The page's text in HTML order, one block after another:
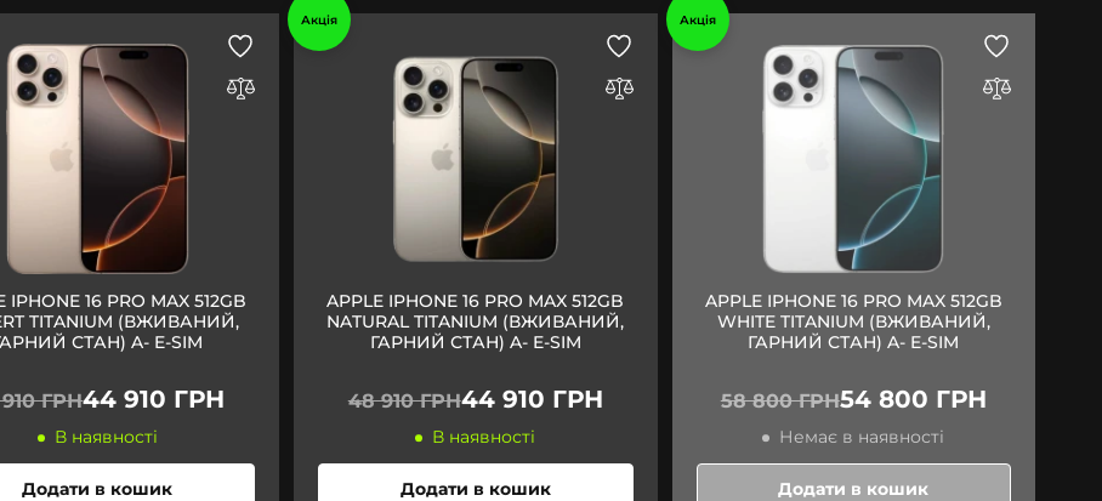
IPHONE 16 PRO MAX 512GB
TITANIUM (ВЖИВАНИЙ,
СТАН) A- E-SIM
ГРН44 910 ГРН
В наявності
Додати в кошик
Акція
APPLE IPHONE 16 PRO MAX 512GB
NATURAL TITANIUM (ВЖИВАНИЙ,
ГАРНИЙ СТАН) A- E-SIM
48 910 ГРН44 910 ГРН
В наявності
Додати в кошик
Акція
APPLE IPHONE 16 PRO MAX 512GB
WHITE TITANIUM (ВЖИВАНИЙ,
ГАРНИЙ СТАН) A- E-SIM
58 800 ГРН54 800 ГРН
Немає в наявності
Додати в кошик